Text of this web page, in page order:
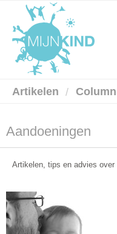
Artikelen
Aandoeningen
Artikelen, tips en advies over